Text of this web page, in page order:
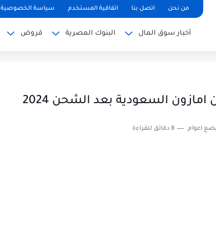
من نحن اتصل بنا اتفاقية المستخدم سياسة الخصوصية
أخبار سوق المال البنوك المصرية قروض
السعودية بعد الشحن 2024
اعوام 8 دقائق للقراءة